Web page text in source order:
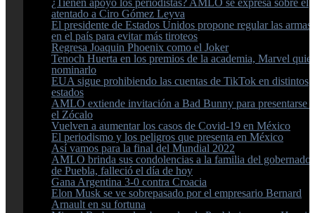
¿Tienen apoyo los periodistas? AMLO se expresa sobre el
atentado a Ciro Gómez Leyva
El presidente de Estados Unidos propone regular las armas
en el país para evitar más tiroteos
Regresa Joaquin Phoenix como el Joker
Tenoch Huerta en los premios de la academia, Marvel
nominarlo
EUA sigue prohibiendo las cuentas de TikTok en distintos
estados
AMLO extiende invitación a Bad Bunny para presentarse
el Zócalo
Vuelven a aumentar los casos de Covid-19 en México
El periodismo y los peligros que presenta en México
Así vamos para la final del Mundial 2022
AMLO brinda sus condolencias a la familia del gobernador
de Puebla, falleció el día de hoy
Gana Argentina 3-0 contra Croacia
Elon Musk se ve sobrepasado por el empresario Bernard
Arnault en su fortuna